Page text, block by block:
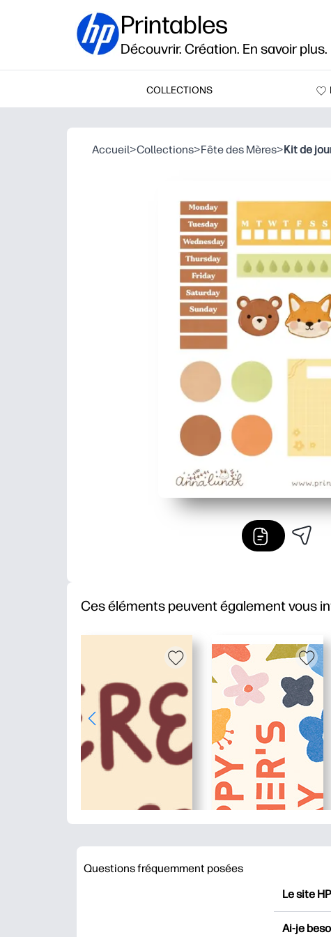
Printables
Découvrir. Création. En savoir plus.
COLLECTIONS
Accueil>Collections>Fête des Mères>Kit de
Ces éléments peuvent également vous
Questions fréquemment posées
Le site
Ai-je